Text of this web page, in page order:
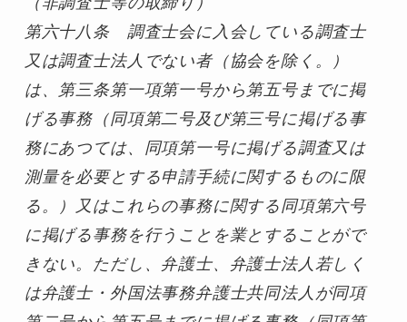
第六十八条　調査士会に入会している調査士
又は調査士法人でない者（協会を除く。）
は、第三条第一項第一号から第五号までに掲
げる事務（同項第二号及び第三号に掲げる事
務にあつては、同項第一号に掲げる調査又は
測量を必要とする申請手続に関するものに限
る。）又はこれらの事務に関する同項第六号
に掲げる事務を行うことを業とすることがで
きない。ただし、弁護士、弁護士法人若しく
は弁護士・外国法事務弁護士共同法人が同項